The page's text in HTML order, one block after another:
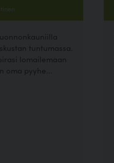
tuntumassa.
lomailemaan
pyyhe...